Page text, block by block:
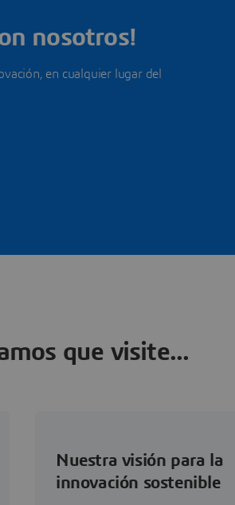
nosotros!
en cualquier lugar del
que visite...
Nuestra visión para la
innovación sostenible